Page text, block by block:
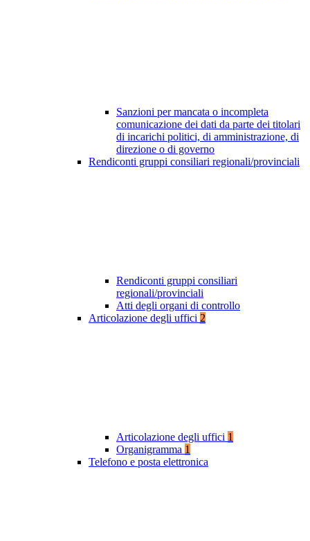
Sanzioni per mancata o incompleta
comunicazione dei dati da parte dei titolari
di incarichi politici, di amministrazione, di
direzione o di governo
Rendiconti gruppi consiliari regionali/provinciali
Rendiconti gruppi consiliari
regionali/provinciali
Atti degli organi di controllo
Articolazione degli uffici 2
Articolazione degli uffici 1
Organigramma 1
Telefono e posta elettronica